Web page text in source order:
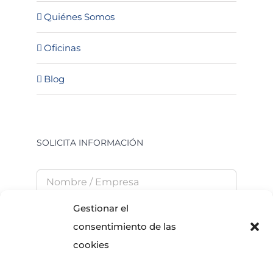
Gestionar el
consentimiento de las
cookies
Quiénes Somos
Oficinas
Blog
SOLICITA INFORMACIÓN